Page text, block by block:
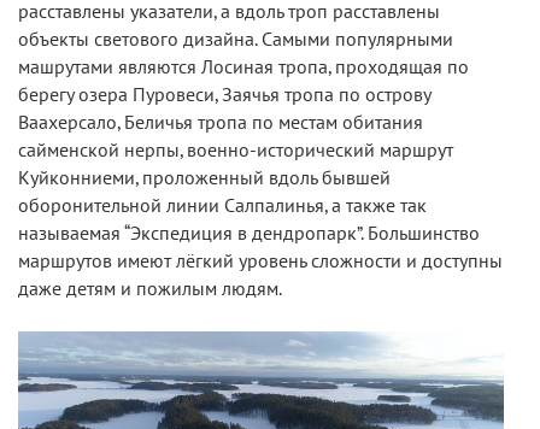
расставлены указатели, а вдоль троп расставлены
объекты светового дизайна. Самыми популярными
машрутами являются Лосиная тропа, проходящая по
берегу озера Пуровеси, Заячья тропа по острову
Ваахерсало, Беличья тропа по местам обитания
сайменской нерпы, военно-исторический маршрут
Куйконниеми, проложенный вдоль бывшей
оборонительной линии Салпалинья, а также так
называемая “Экспедиция в дендропарк”. Большинство
маршрутов имеют лёгкий уровень сложности и доступны
даже детям и пожилым людям.